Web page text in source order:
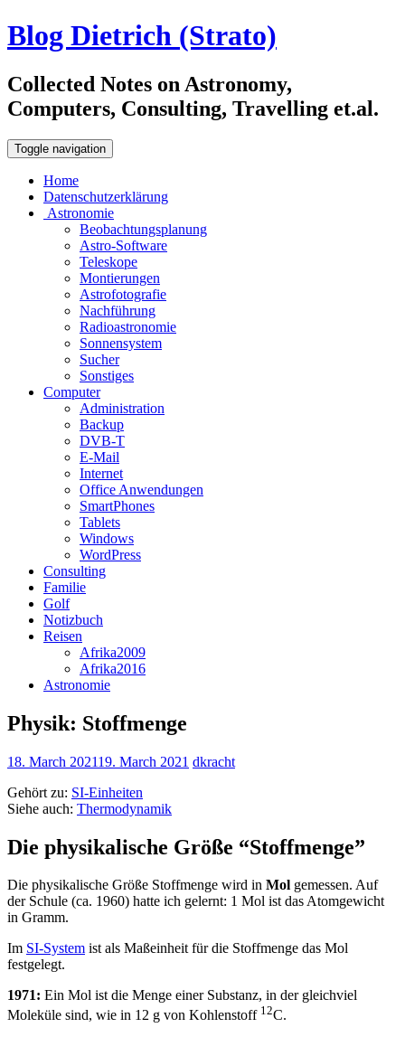
Blog Dietrich (Strato)
Collected Notes on Astronomy,
Computers, Consulting, Travelling et.al.
Toggle navigation
Home
Datenschutzerklärung
Astronomie
Beobachtungsplanung
Astro-Software
Teleskope
Montierungen
Astrofotografie
Nachführung
Radioastronomie
Sonnensystem
Sucher
Sonstiges
Computer
Administration
Backup
DVB-T
E-Mail
Internet
Office Anwendungen
SmartPhones
Tablets
Windows
WordPress
Consulting
Familie
Golf
Notizbuch
Reisen
Afrika2009
Afrika2016
Astronomie
Physik: Stoffmenge
18. March 202119. March 2021 dkracht
Gehört zu: SI-Einheiten
Siehe auch: Thermodynamik
Die physikalische Größe “Stoffmenge”
Die physikalische Größe Stoffmenge wird in Mol gemessen. Auf
der Schule (ca. 1960) hatte ich gelernt: 1 Mol ist das Atomgewicht
in Gramm.
Im SI-System ist als Maßeinheit für die Stoffmenge das Mol
festgelegt.
1971: Ein Mol ist die Menge einer Substanz, in der gleichviel
Moleküle sind, wie in 12 g von Kohlenstoff 12C.